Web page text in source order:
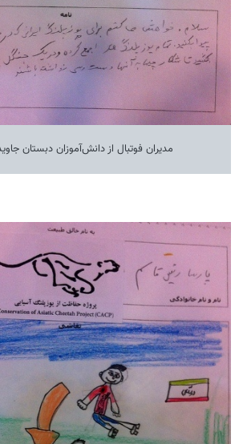
مدیران فوتبال از دانش‌آموزان دبستان